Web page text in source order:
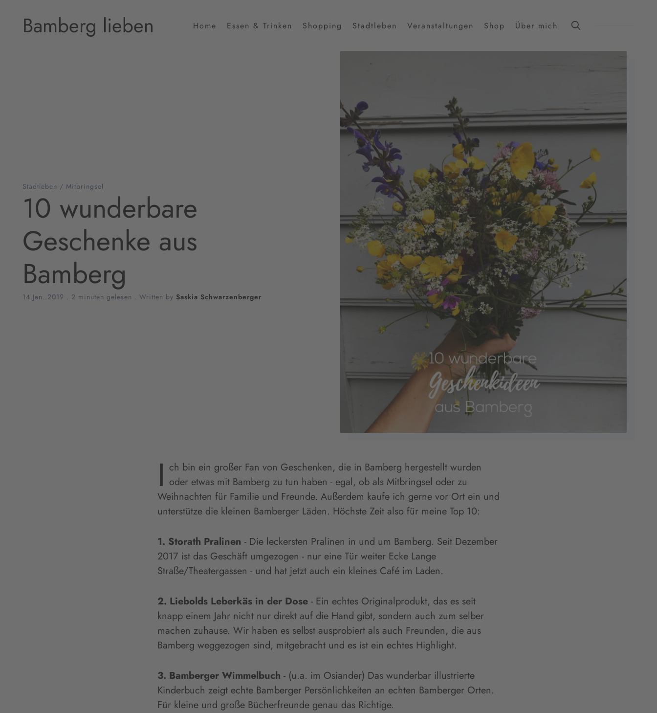
Bamberg lieben Home Essen & Trinken Shopping Stadtleben Veranstaltungen Shop Über mich
Stadtleben / Mitbringsel
10 wunderbare
Geschenke aus
Bamberg
14.Jan..2019 . 2 minuten gelesen . Written by Saskia Schwarzenberger
I ch bin ein großer Fan von Geschenken, die in Bamberg hergestellt wurden
oder etwas mit Bamberg zu tun haben - egal, ob als Mitbringsel oder zu
Weihnachten für Familie und Freunde. Außerdem kaufe ich gerne vor Ort ein und
unterstütze die kleinen Bamberger Läden. Höchste Zeit also für meine Top 10:
1. Storath Pralinen - Die leckersten Pralinen in und um Bamberg. Seit Dezember
2017 ist das Geschäft umgezogen - nur eine Tür weiter Ecke Lange
Straße/Theatergassen - und hat jetzt auch ein kleines Café im Laden.
2. Liebolds Leberkäs in der Dose - Ein echtes Originalprodukt, das es seit
knapp einem Jahr nicht nur direkt auf die Hand gibt, sondern auch zum selber
machen zuhause. Wir haben es selbst ausprobiert als auch Freunden, die aus
Bamberg weggezogen sind, mitgebracht und es ist ein echtes Highlight.
3. Bamberger Wimmelbuch - (u.a. im Osiander) Das wunderbar illustrierte
Kinderbuch zeigt echte Bamberger Persönlichkeiten an echten Bamberger Orten.
Für kleine und große Bücherfreunde genau das Richtige.